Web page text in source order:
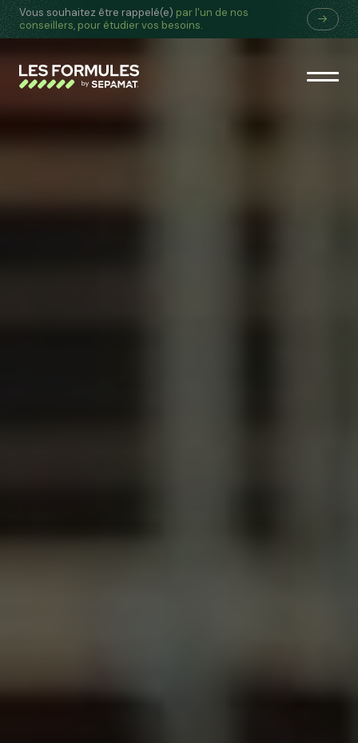
Vous souhaitez être rappelé(e) par l'un de nos
conseillers, pour étudier vos besoins.
Gérer les cookies